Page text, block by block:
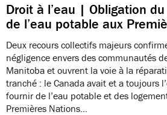
Droit à l’eau | Obligation
de l’eau potable aux
Deux recours collectifs majeurs
négligence envers des communautés
Manitoba et ouvrent la voie à la
tranché : le Canada avait et a toujours
fournir de l’eau potable et des
Premières Nations…